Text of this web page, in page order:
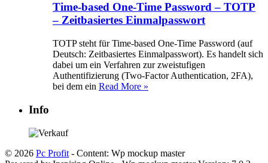
Time-based One-Time Password – TOTP
– Zeitbasiertes Einmalpasswort
TOTP steht für Time-based One-Time Password (auf
Deutsch: Zeitbasiertes Einmalpasswort). Es handelt sich
dabei um ein Verfahren zur zweistufigen
Authentifizierung (Two-Factor Authentication, 2FA),
bei dem ein Read More »
Info
© 2026 Pc Profit - Content: Wp mockup master